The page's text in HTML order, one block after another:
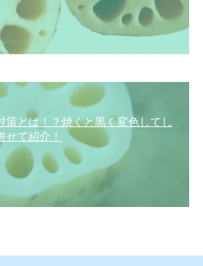
策とは！？焼くと黒く変色してし
せて紹介！